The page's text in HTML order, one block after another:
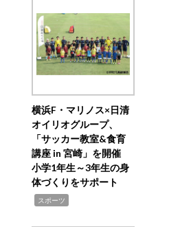
横浜F・マリノス×日清
オイリオグループ、
「サッカー教室&食育
講座 in 宮崎」を開催
小学1年生～3年生の身
体づくりをサポート
スポーツ